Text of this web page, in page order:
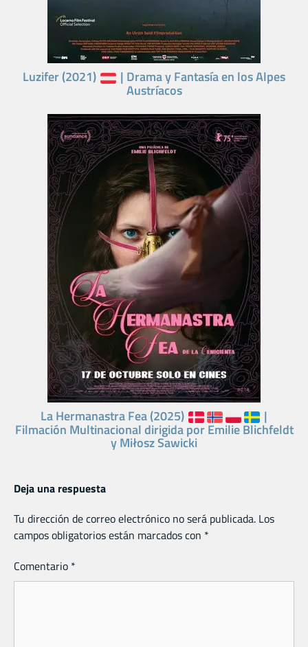
Luzifer (2021) | Drama y Fantasía en los Alpes
Austríacos
La Hermanastra Fea (2025) |
Filmación Multinacional dirigida por Emilie Blichfeldt
y Miłosz Sawicki
Deja una respuesta
Tu dirección de correo electrónico no será publicada. Los
campos obligatorios están marcados con *
Comentario *